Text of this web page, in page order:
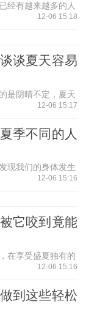
湿、滑肠、镇
烦渴、血淤、
晚饭后食用两
红色，味甘性
累的人可以多
”之道，即春季
。
经有越来越多的人
12-06 15:18
谈夏天容易
是阴晴不定，夏天
12-06 15:17
季不同的人
现我们的身体发生
12-06 15:16
它咬到竟能
在享受盛夏独有的
12-06 15:16
到这些轻松